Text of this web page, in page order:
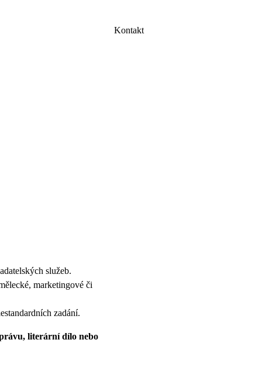
Kontakt
služeb.
marketingové či
zadání.
literární dílo nebo